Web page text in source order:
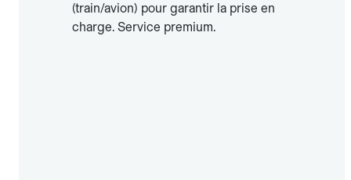
(train/avion) pour garantir la prise en
charge. Service premium.